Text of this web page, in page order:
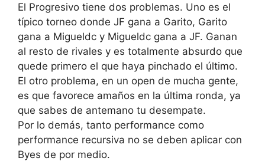
El Progresivo tiene dos problemas. Uno es el
típico torneo donde JF gana a Garito, Garito
gana a Migueldc y Migueldc gana a JF. Ganan
al resto de rivales y es totalmente absurdo que
quede primero el que haya pinchado el último.
El otro problema, en un open de mucha gente,
es que favorece amaños en la última ronda, ya
que sabes de antemano tu desempate.
Por lo demás, tanto performance como
performance recursiva no se deben aplicar con
Byes de por medio.